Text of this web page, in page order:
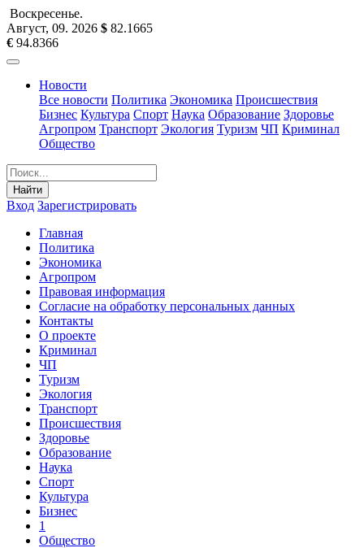
Воскресенье.
Август, 09. 2026 $ 82.1665
€ 94.8366
Новости
Все новости Политика Экономика Происшествия
Бизнес Культура Спорт Наука Образование Здоровье
Агропром Транспорт Экология Туризм ЧП Криминал
Общество
Найти
Вход Зарегистрировать
Главная
Политика
Экономика
Агропром
Правовая информация
Согласие на обработку персональных данных
Контакты
О проекте
Криминал
ЧП
Туризм
Экология
Транспорт
Происшествия
Здоровье
Образование
Наука
Спорт
Культура
Бизнес
1
Общество